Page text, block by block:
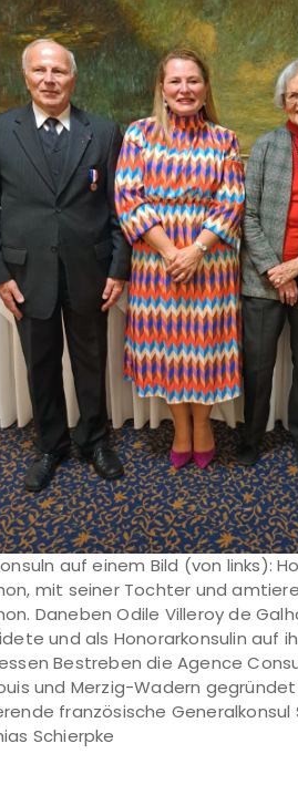
auf einem Bild (von links):
mit seiner Tochter und
Daneben Odile Villeroy de
und als Honorarkonsulin auf
Bestreben die Agence
und Merzig-Wadern
französische Generalkonsul
Schierpke